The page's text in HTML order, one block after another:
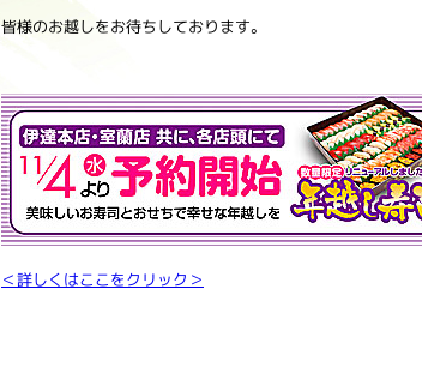
皆様のお越しをお待ちしております。
＜詳しくはここをクリック＞